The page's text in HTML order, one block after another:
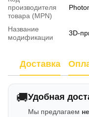
производителя
товара (MPN)
Название
модификации
3D-
Доставка
🚚Удобная
Мы предлагаем